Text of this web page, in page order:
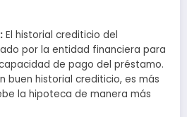
El historial crediticio del
por la entidad financiera para
de pago del préstamo.
buen historial crediticio, es más
la hipoteca de manera más